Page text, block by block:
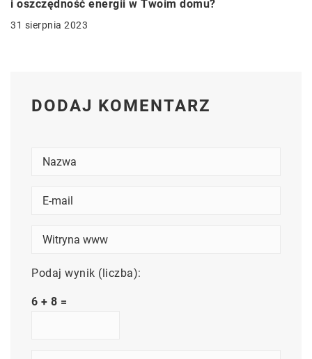
i oszczędność energii w Twoim domu?
31 sierpnia 2023
DODAJ KOMENTARZ
Podaj wynik (liczba):
6 + 8 =